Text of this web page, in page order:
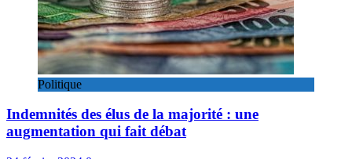
Politique
Indemnités des élus de la majorité : une
augmentation qui fait débat